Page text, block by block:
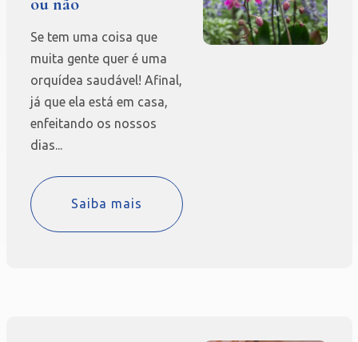
Se tem uma coisa que
muita gente quer é uma
orquídea saudável! Afinal,
já que ela está em casa,
enfeitando os nossos
dias...
Saiba mais